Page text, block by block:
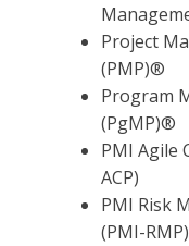
Project
(PMP)®
Program
(PgMP)®
PMI Agile
ACP)
PMI Risk
(PMI-